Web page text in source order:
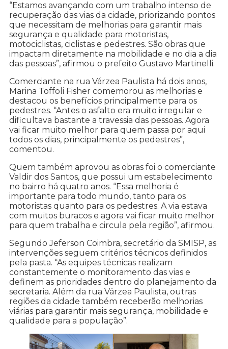
“Estamos avançando com um trabalho intenso de
recuperação das vias da cidade, priorizando pontos
que necessitam de melhorias para garantir mais
segurança e qualidade para motoristas,
motociclistas, ciclistas e pedestres. São obras que
impactam diretamente na mobilidade e no dia a dia
das pessoas”, afirmou o prefeito Gustavo Martinelli.
Comerciante na rua Várzea Paulista há dois anos,
Marina Toffoli Fisher comemorou as melhorias e
destacou os benefícios principalmente para os
pedestres. “Antes o asfalto era muito irregular e
dificultava bastante a travessia das pessoas. Agora
vai ficar muito melhor para quem passa por aqui
todos os dias, principalmente os pedestres”,
comentou.
Quem também aprovou as obras foi o comerciante
Valdir dos Santos, que possui um estabelecimento
no bairro há quatro anos. “Essa melhoria é
importante para todo mundo, tanto para os
motoristas quanto para os pedestres. A via estava
com muitos buracos e agora vai ficar muito melhor
para quem trabalha e circula pela região”, afirmou.
Segundo Jeferson Coimbra, secretário da SMISP, as
intervenções seguem critérios técnicos definidos
pela pasta. “As equipes técnicas realizam
constantemente o monitoramento das vias e
definem as prioridades dentro do planejamento da
secretaria. Além da rua Várzea Paulista, outras
regiões da cidade também receberão melhorias
viárias para garantir mais segurança, mobilidade e
qualidade para a população”.